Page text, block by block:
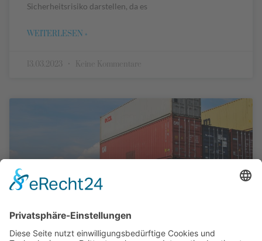
Sicherheitsrisiko darstellen, da es
WEITERLESEN »
13.03.2023 Keine Kommentare